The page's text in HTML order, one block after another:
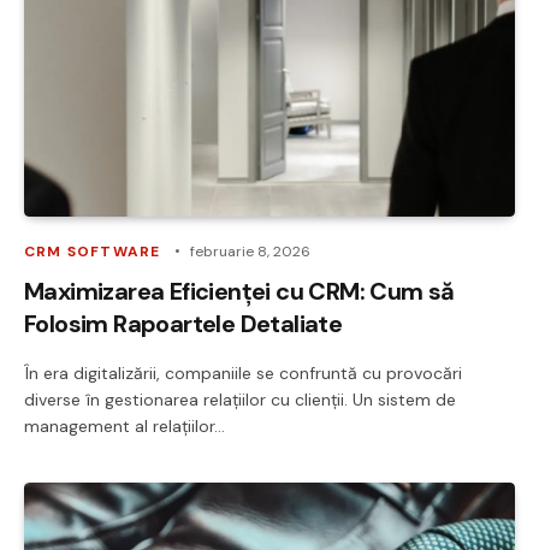
CRM SOFTWARE februarie 8, 2026
Maximizarea Eficienței cu CRM: Cum să
Folosim Rapoartele Detaliate
În era digitalizării, companiile se confruntă cu provocări
diverse în gestionarea relațiilor cu clienții. Un sistem de
management al relațiilor…